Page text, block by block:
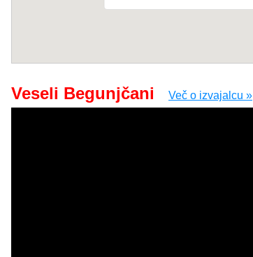
Veseli Begunjčani Več o izvajalcu »